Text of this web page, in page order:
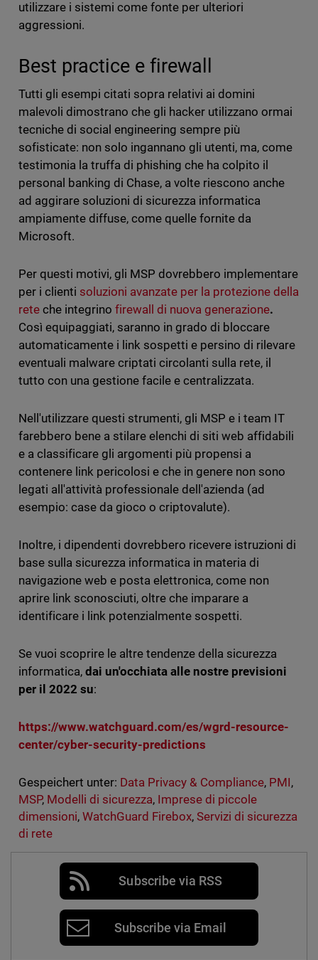
utilizzare i sistemi come fonte per ulteriori
aggressioni.
Best practice e firewall
Tutti gli esempi citati sopra relativi ai domini
malevoli dimostrano che gli hacker utilizzano ormai
tecniche di social engineering sempre più
sofisticate: non solo ingannano gli utenti, ma, come
testimonia la truffa di phishing che ha colpito il
personal banking di Chase, a volte riescono anche
ad aggirare soluzioni di sicurezza informatica
ampiamente diffuse, come quelle fornite da
Microsoft.
Per questi motivi, gli MSP dovrebbero implementare
per i clienti soluzioni avanzate per la protezione della
reteche integrino firewall di nuova generazione.
Così equipaggiati, saranno in grado di bloccare
automaticamente i link sospetti e persino di rilevare
eventuali malware criptati circolanti sulla rete, il
tutto con una gestione facile e centralizzata.
Nell'utilizzare questi strumenti, gli MSP e i team IT
farebbero bene a stilare elenchi di siti web affidabili
e a classificare gli argomenti più propensi a
contenere link pericolosi e che in genere non sono
legati all'attività professionale dell'azienda (ad
esempio: case da gioco o criptovalute).
Inoltre, i dipendenti dovrebbero ricevere istruzioni di
base sulla sicurezza informatica in materia di
navigazione web e posta elettronica, come non
aprire link sconosciuti, oltre che imparare a
identificare i link potenzialmente sospetti.
Se vuoi scoprire le altre tendenze della sicurezza
informatica, dai un'occhiata alle nostre previsioni
per il 2022 su:
https://www.watchguard.com/es/wgrd-resource-
center/cyber-security-predictions
Gespeichert unter: Data Privacy & Compliance, PMI,
MSP, Modelli di sicurezza, Imprese di piccole
dimensioni, WatchGuard Firebox,Servizi di sicurezza
di rete
Subscribe via RSS
Subscribe via Email